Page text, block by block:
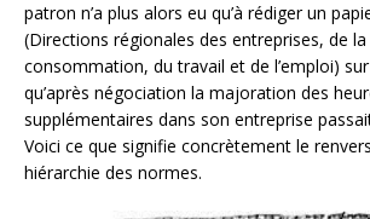
patron n’a plus alors eu qu’à rédiger un
(Directions régionales des entreprises, de
consommation, du travail et de l’emploi)
qu’après négociation la majoration des
supplémentaires dans son entreprise
Voici ce que signifie concrètement le
hiérarchie des normes.